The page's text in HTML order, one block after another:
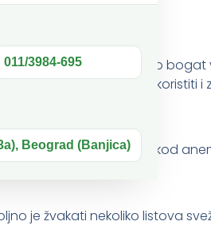
011/3984-695
Beograd (Banjica)
toga, peršun je izuzetno bogat
pritiska, može se koristiti
se preporučuje i kod
je žvakati nekoliko listova